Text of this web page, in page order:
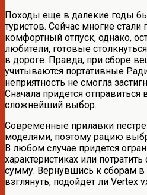
Походы еще в далекие годы
туристов. Сейчас многие стали
комфортный отпуск, однако,
любители, готовые
в дороге. Правда, при сборе
учитываются портативные
неприятность не смогла
Сначала придется отправиться
сложнейший выбор.
Современные прилавки
моделями, поэтому рацию
В любом случае придется
характеристиках или
сумму. Вернувшись к сборам в
взглянуть, подойдет ли Vertex